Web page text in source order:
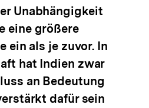
Unabhängigkeit
eine größere
ein als je zuvor. In
hat Indien zwar
an Bedeutung
dafür sein